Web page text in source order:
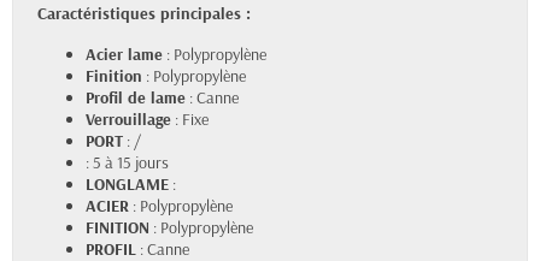
Caractéristiques principales :
Acier lame : Polypropylène
Finition : Polypropylène
Profil de lame : Canne
Verrouillage : Fixe
PORT : /
: 5 à 15 jours
LONGLAME :
ACIER : Polypropylène
FINITION : Polypropylène
PROFIL : Canne